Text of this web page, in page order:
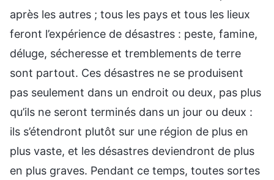
après les autres ; tous les pays et tous les lieux
feront l’expérience de désastres : peste, famine,
déluge, sécheresse et tremblements de terre
sont partout. Ces désastres ne se produisent
pas seulement dans un endroit ou deux, pas plus
qu’ils ne seront terminés dans un jour ou deux :
ils s’étendront plutôt sur une région de plus en
plus vaste, et les désastres deviendront de plus
en plus graves. Pendant ce temps, toutes sortes